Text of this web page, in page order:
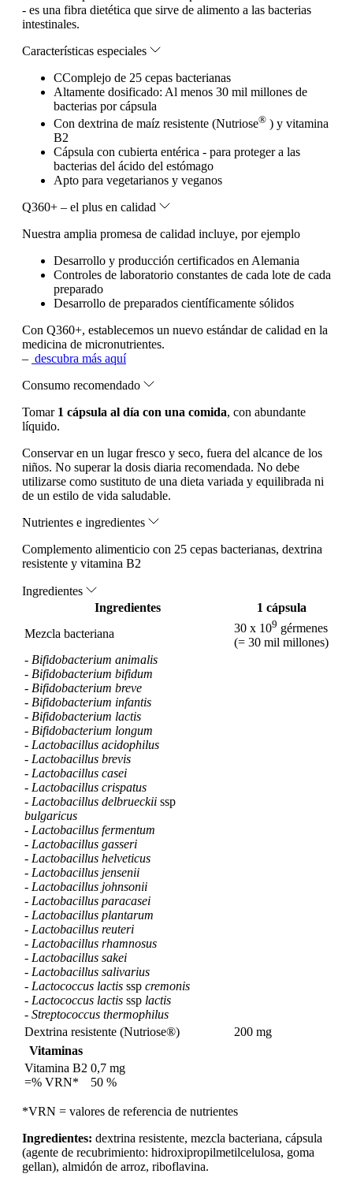
- es una fibra dietética que sirve de alimento a las bacterias
intestinales.
Características especiales
CComplejo de 25 cepas bacterianas
Altamente dosificado: Al menos 30 mil millones de
bacterias por cápsula
Con dextrina de maíz resistente (Nutriose® ) y vitamina
B2
Cápsula con cubierta entérica - para proteger a las
bacterias del ácido del estómago
Apto para vegetarianos y veganos
Q360+ – el plus en calidad
Nuestra amplia promesa de calidad incluye, por ejemplo
Desarrollo y producción certificados en Alemania
Controles de laboratorio constantes de cada lote de cada
preparado
Desarrollo de preparados científicamente sólidos
Con Q360+, establecemos un nuevo estándar de calidad en la
medicina de micronutrientes.
– descubra más aquí
Consumo recomendado
Tomar 1 cápsula al día con una comida, con abundante
líquido.
Conservar en un lugar fresco y seco, fuera del alcance de los
niños. No superar la dosis diaria recomendada. No debe
utilizarse como sustituto de una dieta variada y equilibrada ni
de un estilo de vida saludable.
Nutrientes e ingredientes
Complemento alimenticio con 25 cepas bacterianas, dextrina
resistente y vitamina B2
Ingredientes
Ingredientes
1 cápsula
Mezcla bacteriana
30 x 109 gérmenes
(= 30 mil millones)
- Bifidobacterium animalis
- Bifidobacterium bifidum
- Bifidobacterium breve
- Bifidobacterium infantis
- Bifidobacterium lactis
- Bifidobacterium longum
- Lactobacillus acidophilus
- Lactobacillus brevis
- Lactobacillus casei
- Lactobacillus crispatus
- Lactobacillus delbrueckii ssp
bulgaricus
- Lactobacillus fermentum
- Lactobacillus gasseri
- Lactobacillus helveticus
- Lactobacillus jensenii
- Lactobacillus johnsonii
- Lactobacillus paracasei
- Lactobacillus plantarum
- Lactobacillus reuteri
- Lactobacillus rhamnosus
- Lactobacillus sakei
- Lactobacillus salivarius
- Lactococcus lactis ssp cremonis
- Lactococcus lactis ssp lactis
- Streptococcus thermophilus
Dextrina resistente (Nutriose®)
200 mg
Vitaminas
Vitamina B2
=% VRN*
0,7 mg
50 %
*VRN = valores de referencia de nutrientes
Ingredientes: dextrina resistente, mezcla bacteriana, cápsula
(agente de recubrimiento: hidroxipropilmetilcelulosa, goma
gellan), almidón de arroz, riboflavina.